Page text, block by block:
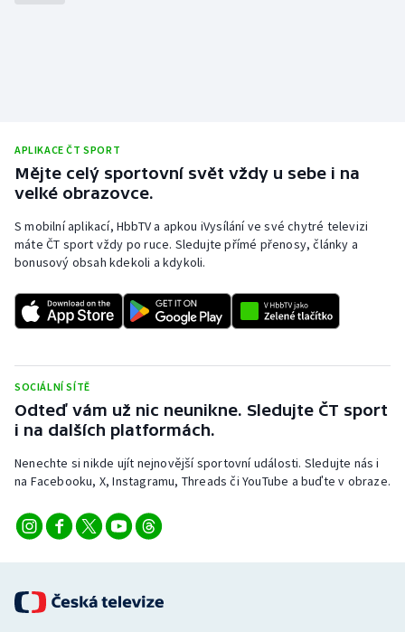
APLIKACE ČT SPORT
Mějte celý sportovní svět vždy u sebe i na
velké obrazovce.
S mobilní aplikací, HbbTV a apkou iVysílání ve své chytré televizi
máte ČT sport vždy po ruce. Sledujte přímé přenosy, články a
bonusový obsah kdekoli a kdykoli.
SOCIÁLNÍ SÍTĚ
Odteď vám už nic neunikne. Sledujte ČT sport
i na dalších platformách.
Nenechte si nikde ujít nejnovější sportovní události. Sledujte nás i
na Facebooku, X, Instagramu, Threads či YouTube a buďte v obraze.